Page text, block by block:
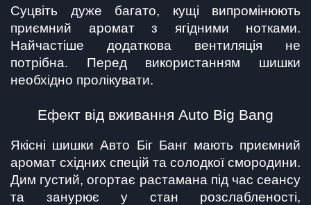
Суцвіть дуже багато, кущі випромінюють
приємний аромат з ягідними нотками.
Найчастіше додаткова вентиляція не
потрібна. Перед використанням шишки
необхідно пролікувати.
Ефект від вживання Auto Big Bang
Якісні шишки Авто Біг Банг мають приємний
аромат східних спецій та солодкої смородини.
Дим густий, огортає растамана під час сеансу
та занурює у стан розслабленості,